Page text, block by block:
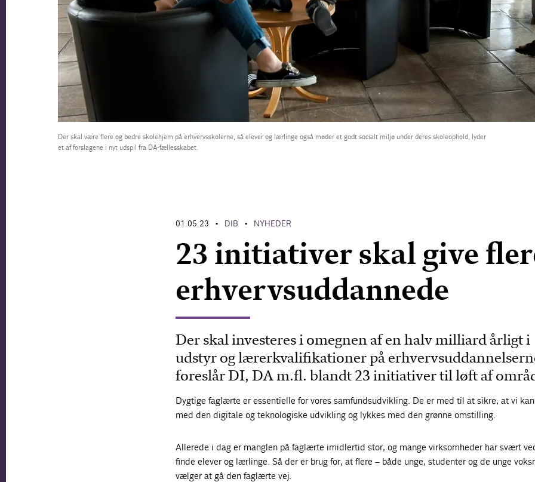
Der skal være flere og bedre skolehjem på erhvervsskolerne, så elever og lærlinge også møder et godt socialt miljø under deres skoleophold, lyder
et af forslagene i nyt udspil fra DA-fællesskabet.
01.05.23 • DIB • NYHEDER
23 initiativer skal give
erhvervsuddannede
Der skal investeres i omegnen af en halv milliard årligt i
udstyr og lærerkvalifikationer på
foreslår DI, DA m.fl. blandt 23 initiativer til løft af
Dygtige faglærte er essentielle for vores samfundsudvikling. De er med til at sikre, at vi
med den digitale og teknologiske udvikling og lykkes med den grønne omstilling.
Allerede i dag er manglen på faglærte imidlertid stor, og mange virksomheder har svært
finde elever og lærlinge. Så der er brug for, at flere – både unge, studenter og de unge
vælger at gå den faglærte vej.